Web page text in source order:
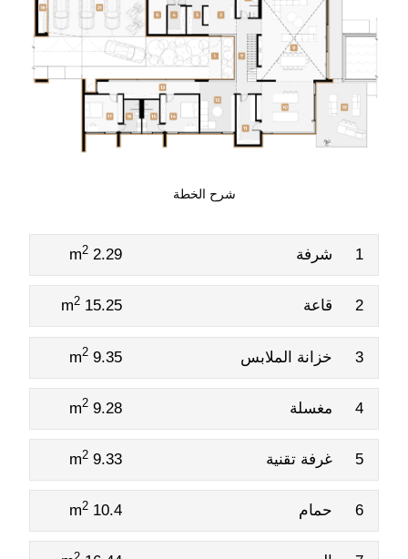
شرح الخطة
1 شرفة 2.29 m
2
2 قاعة 15.25 m
2
3 خزانة الملابس 9.35 m
2
4 مغسلة 9.28 m
2
5 غرفة تقنية 9.33 m
2
6 حمام 10.4 m
2